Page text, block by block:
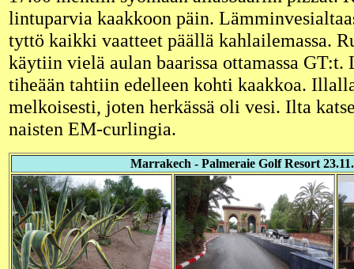
lintuparvia kaakkoon päin.
tyttö kaikki vaatteet päällä kahlailemassa.
käytiin vielä aulan baarissa ottamassa
tiheään tahtiin edelleen kohti kaakkoa.
melkoisesti, joten herkässä oli vesi. Ilta
naisten EM-curlingia.
Marrakech - Palmeraie Golf Resort